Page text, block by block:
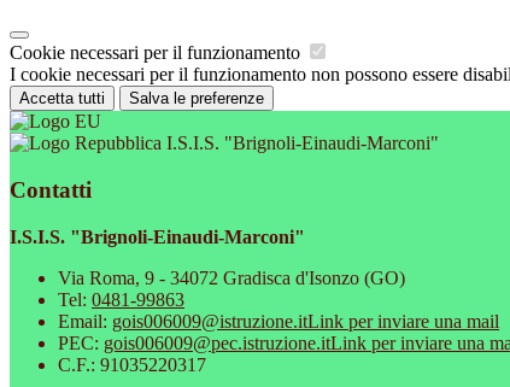
Cookie necessari per il funzionamento
I cookie necessari per il funzionamento non possono essere
Accetta tutti Salva le preferenze
I.S.I.S. "Brignoli-Einaudi-Marconi"
Contatti
I.S.I.S. "Brignoli-Einaudi-Marconi"
Via Roma, 9 - 34072 Gradisca d'Isonzo (GO)
Tel: 0481-99863
Email: gois006009@istruzione.itLink per inviare una mail
PEC: gois006009@pec.istruzione.itLink per inviare una
C.F.: 91035220317